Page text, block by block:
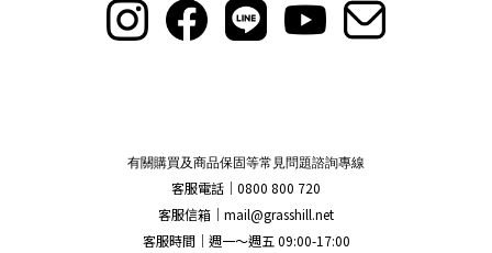
有關購買及商品保固等常見問題諮詢專線
客服電話｜0800 800 720
客服信箱｜ mail@grasshill.net
客服時間｜週一～週五 09:00-17:00